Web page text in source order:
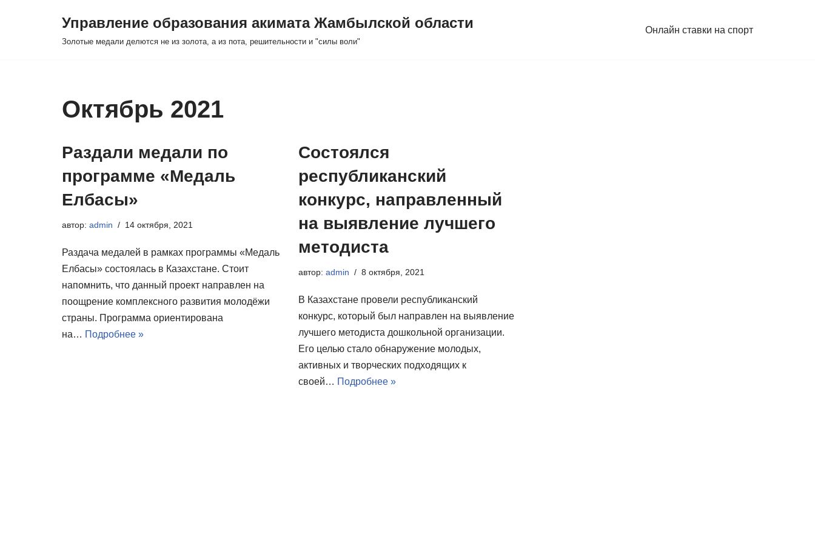
Управление образования акимата Жамбылской области
Золотые медали делются не из золота, а из пота, решительности и "силы воли"
Онлайн ставки на спорт
Октябрь 2021
Раздали медали по
программе «Медаль
Елбасы»
автор: admin 14 октября, 2021
Раздача медалей в рамках программы «Медаль
Елбасы» состоялась в Казахстане. Стоит
напомнить, что данный проект направлен на
поощрение комплексного развития молодёжи
страны. Программа ориентирована
на… Подробнее »
Состоялся
республиканский
конкурс, направленный
на выявление лучшего
методиста
автор: admin 8 октября, 2021
В Казахстане провели республиканский
конкурс, который был направлен на выявление
лучшего методиста дошкольной организации.
Его целью стало обнаружение молодых,
активных и творческих подходящих к
своей… Подробнее »